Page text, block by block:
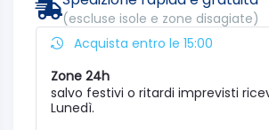
(escluse isole e zone disagiate)
Acquista entro le 15:00
Zone 24h
salvo festivi o ritardi imprevisti
Lunedì.